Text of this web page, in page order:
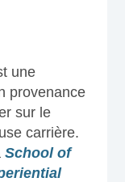
une
provenance
sur le
carrière.
School of